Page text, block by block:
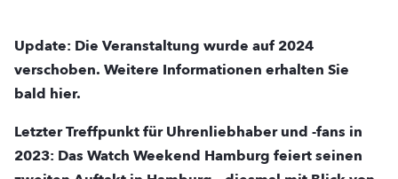
Update: Die Veranstaltung wurde auf 2024
verschoben. Weitere Informationen erhalten Sie
bald hier.
Letzter Treffpunkt für Uhrenliebhaber und -fans in
2023: Das Watch Weekend Hamburg feiert seinen